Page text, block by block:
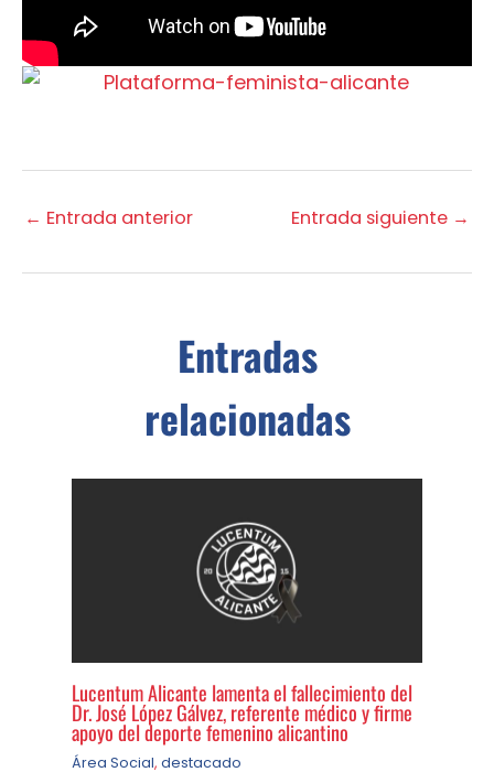
← Entrada anterior Entrada siguiente →
Entradas
relacionadas
Lucentum Alicante lamenta el fallecimiento del
Dr. José López Gálvez, referente médico y firme
apoyo del deporte femenino alicantino
Área Social, destacado